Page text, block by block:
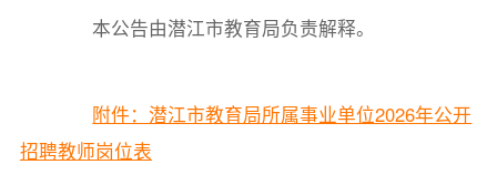
本公告由潜江市教育局负责解释。
附件：潜江市教育局所属事业单位2026年公开
招聘教师岗位表